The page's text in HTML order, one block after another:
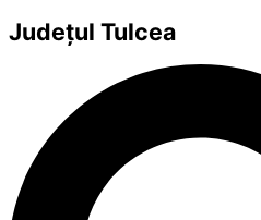
Județul Tulcea